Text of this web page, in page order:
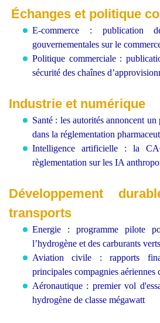
Échanges et politique
E-commerce : publication
gouvernementales sur le
Politique commerciale :
sécurité des chaînes
Industrie et numérique
Santé : les autorités annoncent
dans la réglementation
Intelligence artificielle : la
règlementation sur les IA
Développement
transports
Energie : programme pilote
l’hydrogène et des carburants
Aviation civile : rapports
principales compagnies aériennes
Aéronautique : premier vol
hydrogène de classe mégawatt